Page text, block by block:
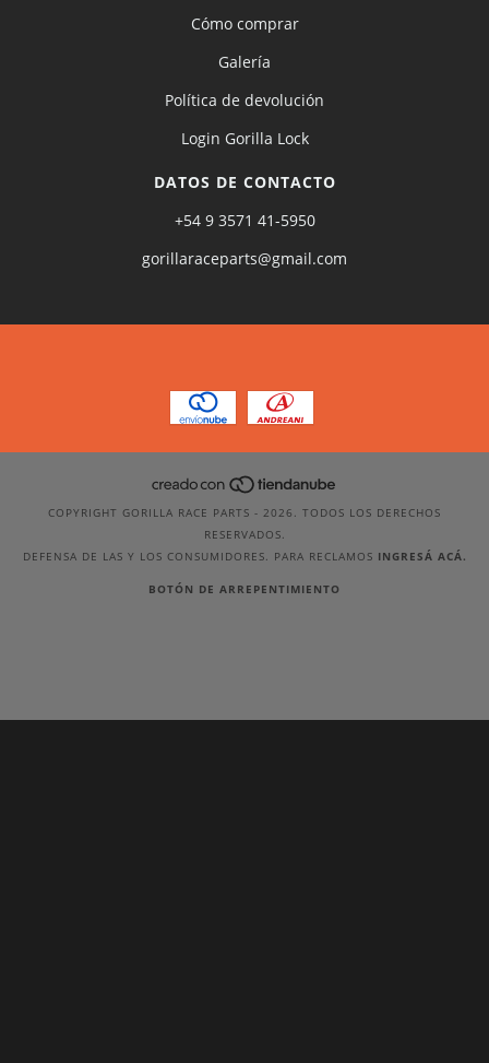
Cómo comprar
Galería
Política de devolución
Login Gorilla Lock
DATOS DE CONTACTO
+54 9 3571 41-5950
gorillaraceparts@gmail.com
COPYRIGHT GORILLA RACE PARTS - 2026. TODOS LOS DERECHOS
RESERVADOS.
DEFENSA DE LAS Y LOS CONSUMIDORES. PARA RECLAMOS INGRESÁ ACÁ.
BOTÓN DE ARREPENTIMIENTO